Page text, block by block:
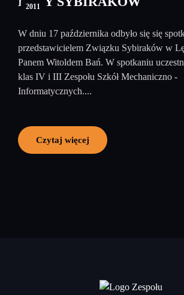
2011
W dniu 17 października odbyło się się
przedstawicielem Związku Sybiraków w
Panem Witoldem Bań. W spotkaniu
klas IV i III Zespołu Szkół Mechaniczno -
Informatycznych....
Czytaj więcej